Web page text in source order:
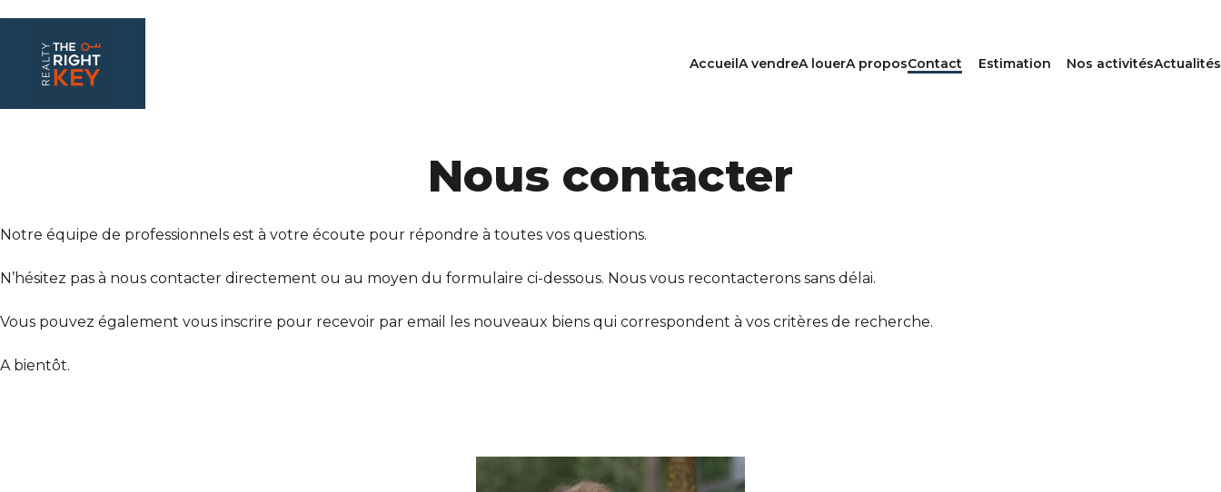
AccueilA vendreA louerA proposContact Estimation Nos activitésActualités
Nous contacter
Notre équipe de professionnels est à votre écoute pour répondre à toutes vos questions.
N’hésitez pas à nous contacter directement ou au moyen du formulaire ci-dessous. Nous vous recontacterons sans délai.
Vous pouvez également vous inscrire pour recevoir par email les nouveaux biens qui correspondent à vos critères de recherche.
A bientôt.